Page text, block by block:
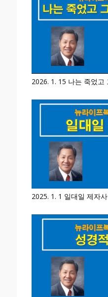
2026. 1. 15 나는 죽었고
2025. 1. 1 일대일 제자